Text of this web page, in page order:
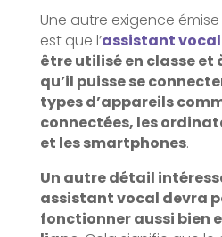
Une autre exigence
est que l’assistant vocal
être utilisé en classe et
qu’il puisse se
types d’appareils
connectées, les
et les smartphones.
Un autre détail
assistant vocal devra
fonctionner aussi bien